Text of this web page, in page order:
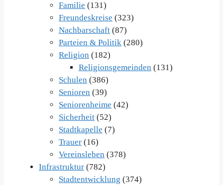
Familie (131)
Freundeskreise (323)
Nachbarschaft (87)
Parteien & Politik (280)
Religion (182)
Religionsgemeinden (131)
Schulen (386)
Senioren (39)
Seniorenheime (42)
Sicherheit (52)
Stadtkapelle (7)
Trauer (16)
Vereinsleben (378)
Infrastruktur (782)
Stadtentwicklung (374)